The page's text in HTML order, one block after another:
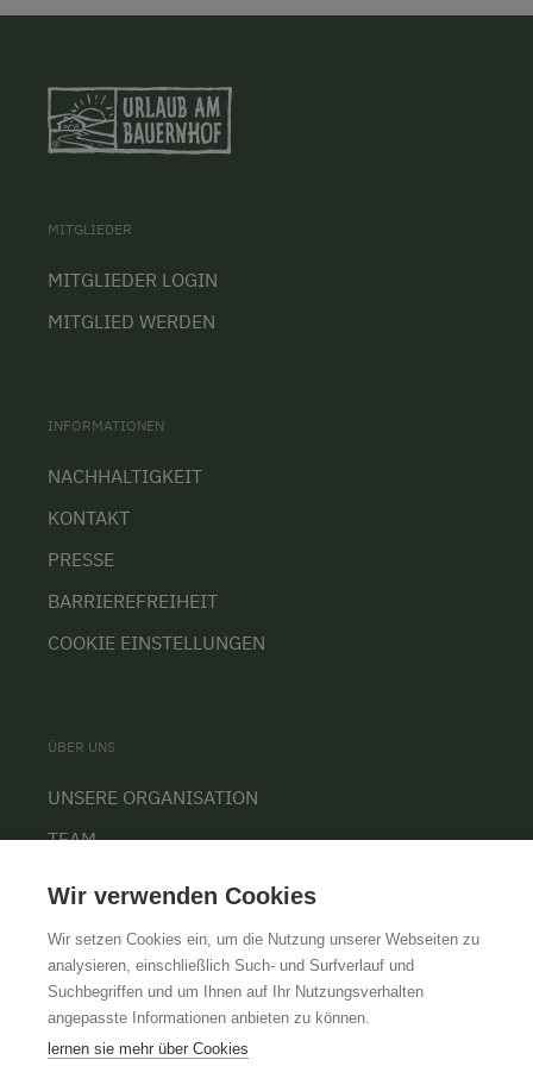
MITGLIEDER
MITGLIEDER LOGIN
MITGLIED WERDEN
INFORMATIONEN
NACHHALTIGKEIT
KONTAKT
PRESSE
BARRIEREFREIHEIT
COOKIE EINSTELLUNGEN
ÜBER UNS
UNSERE ORGANISATION
TEAM
KARRIERE
AGBIMPRESSUMDATENSCHUTZ
Wir verwenden Cookies
Wir setzen Cookies ein, um die Nutzung unserer Webseiten zu
analysieren, einschließlich Such- und Surfverlauf und
Suchbegriffen und um Ihnen auf Ihr Nutzungsverhalten
angepasste Informationen anbieten zu können.
lernen sie mehr über Cookies